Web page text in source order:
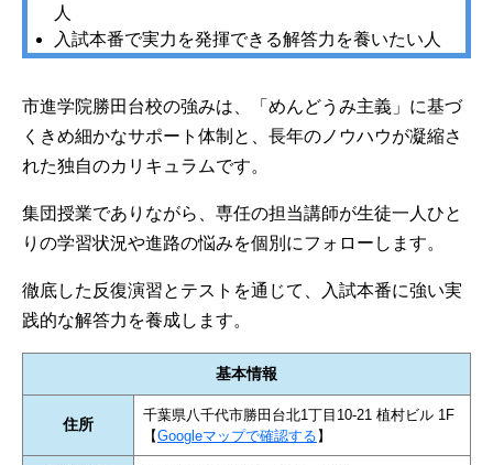
人
入試本番で実力を発揮できる解答力を養いたい人
市進学院勝田台校の強みは、「めんどうみ主義」に基づ
くきめ細かなサポート体制と、長年のノウハウが凝縮さ
れた独自のカリキュラムです。
集団授業でありながら、専任の担当講師が生徒一人ひと
りの学習状況や進路の悩みを個別にフォローします。
徹底した反復演習とテストを通じて、入試本番に強い実
践的な解答力を養成します。
基本情報
住所
千葉県八千代市勝田台北1丁目10-21 植村ビル 1F
【Googleマップで確認する】